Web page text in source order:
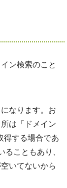
ン検索のこと
なります。お
は「ドメイン
得する場合であ
こともあり、
いてないから